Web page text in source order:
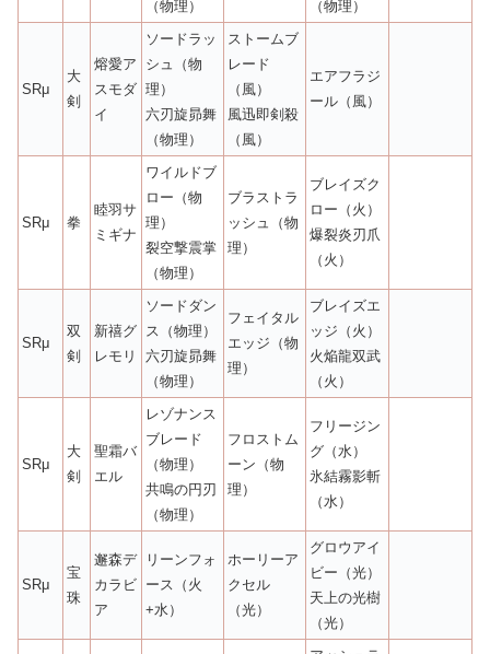
（物理）
（物理）
SRμ
大
剣
熔愛ア
スモダ
イ
ソードラッ
シュ（物
理）
六刃旋昴舞
（物理）
ストームブ
レード
（風）
風迅即剣殺
（風）
エアフラジ
ール（風）
SRμ 拳
睦羽サ
ミギナ
ワイルドブ
ロー（物
理）
裂空撃震掌
（物理）
ブラストラ
ッシュ（物
理）
ブレイズク
ロー（火）
爆裂炎刃爪
（火）
SRμ
双
剣
新禧グ
レモリ
ソードダン
ス（物理）
六刃旋昴舞
（物理）
フェイタル
エッジ（物
理）
ブレイズエ
ッジ（火）
火焔龍双武
（火）
SRμ
大
剣
聖霜バ
エル
レゾナンス
ブレード
（物理）
共鳴の円刃
（物理）
フロストム
ーン（物
理）
フリージン
グ（水）
氷結霧影斬
（水）
SRμ
宝
珠
邂森デ
カラビ
ア
リーンフォ
ース（火
+水）
ホーリーア
クセル
（光）
グロウアイ
ビー（光）
天上の光樹
（光）